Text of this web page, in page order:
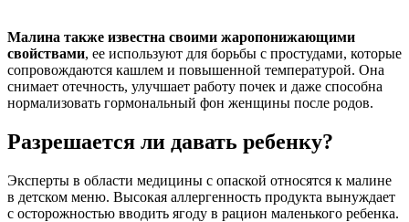
Малина также известна своими жаропонижающими
свойствами, ее используют для борьбы с простудами, которые
сопровождаются кашлем и повышенной температурой. Она
снимает отечность, улучшает работу почек и даже способна
нормализовать гормональный фон женщины после родов.
Разрешается ли давать ребенку?
Эксперты в области медицины с опаской относятся к малине
в детском меню. Высокая аллергенность продукта вынуждает
с осторожностью вводить ягоду в рацион маленького ребенка.